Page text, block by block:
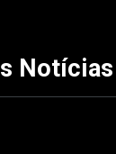
Notícias